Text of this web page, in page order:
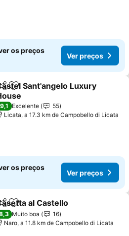
os preços
Ver preços
Adicionar aos favoritos
Sant'angelo Luxury
preços
9,1 Excelente
55
Licata, a 17.3 km de Campobello di Licata
os preços
Ver preços
Adicionar aos favoritos
al Castello
Muito boa
16
Naro, a 11.8 km de Campobello di Licata